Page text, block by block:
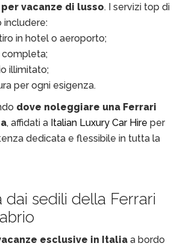
vacanze di lusso. I servizi top di
includere:
in hotel o aeroporto;
completa;
illimitato;
per ogni esigenza.
dove noleggiare una Ferrari
, affidati a Italian Luxury Car Hire per
dedicata e flessibile in tutta la
dai ​sedili della Ferrari
esclusive in Italia a bordo